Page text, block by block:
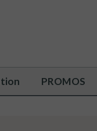
PROMOS